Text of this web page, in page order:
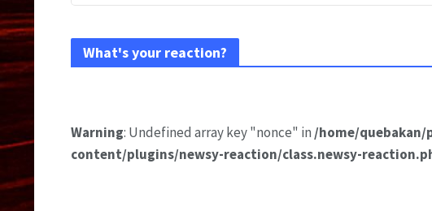
What's your reaction?
Warning: Undefined array key "nonce" in /home/
content/plugins/newsy-reaction/class.newsy-